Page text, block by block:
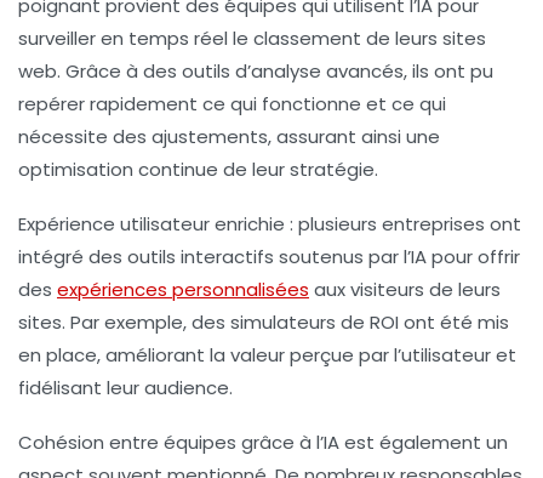
poignant provient des équipes qui utilisent l’IA pour
surveiller en temps réel le classement de leurs sites
web. Grâce à des outils d’analyse avancés, ils ont pu
repérer rapidement ce qui fonctionne et ce qui
nécessite des ajustements, assurant ainsi une
optimisation continue de leur stratégie.
Expérience utilisateur enrichie : plusieurs entreprises ont
intégré des outils interactifs soutenus par l’IA pour offrir
des expériences personnalisées aux visiteurs de leurs
sites. Par exemple, des simulateurs de ROI ont été mis
en place, améliorant la valeur perçue par l’utilisateur et
fidélisant leur audience.
Cohésion entre équipes grâce à l’IAest également un